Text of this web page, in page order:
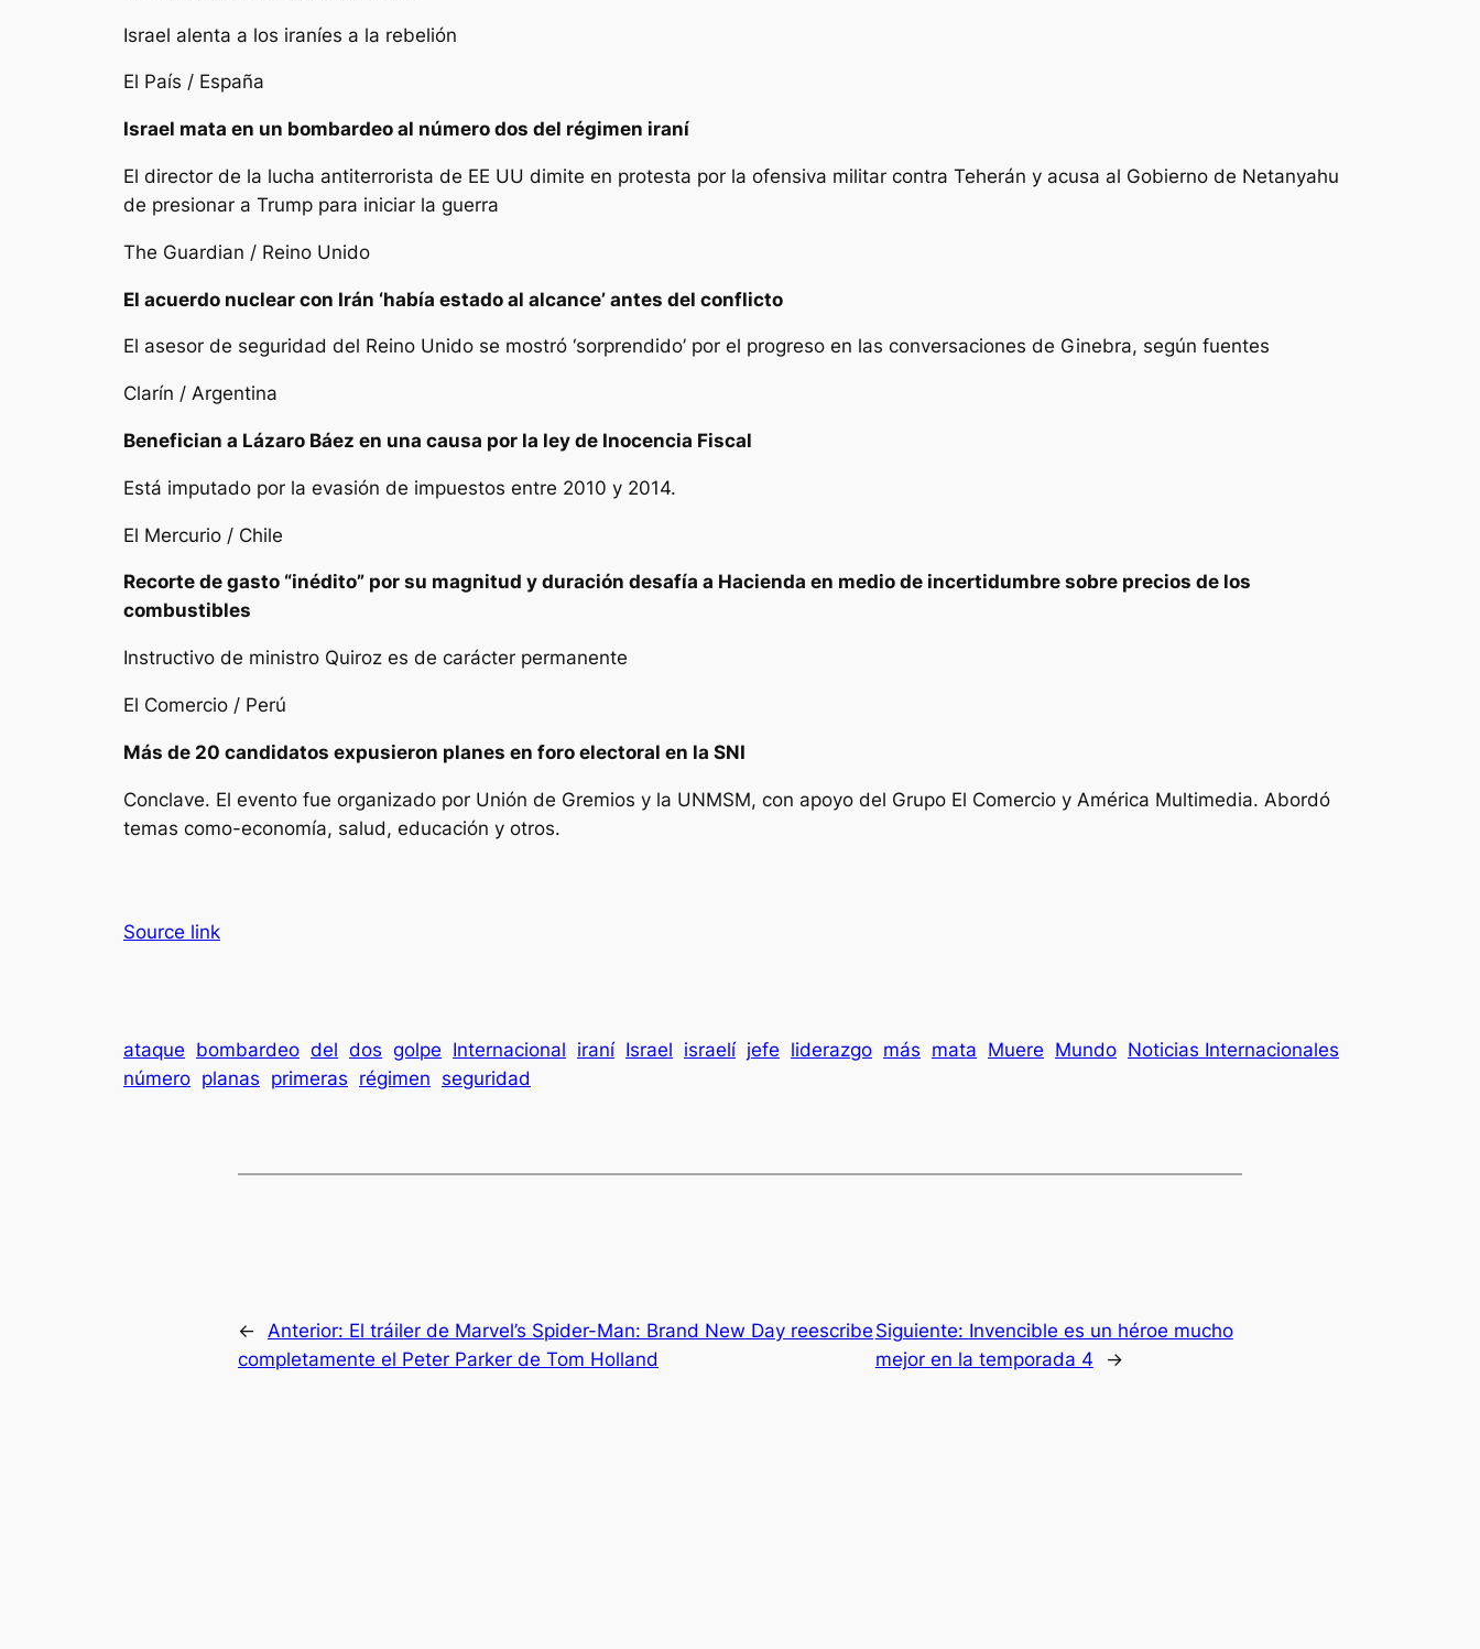
Israel alenta a los iraníes a la rebelión
El País / España
Israel mata en un bombardeo al número dos del régimen iraní
El director de la lucha antiterrorista de EE UU dimite en protesta por la ofensiva militar contra Teherán y acusa al Gobierno de Netanyahu
de presionar a Trump para iniciar la guerra
The Guardian / Reino Unido
El acuerdo nuclear con Irán ‘había estado al alcance’ antes del conflicto
El asesor de seguridad del Reino Unido se mostró ‘sorprendido’ por el progreso en las conversaciones de Ginebra, según fuentes
Clarín / Argentina
Benefician a Lázaro Báez en una causa por la ley de Inocencia Fiscal
Está imputado por la evasión de impuestos entre 2010 y 2014.
El Mercurio / Chile
Recorte de gasto “inédito” por su magnitud y duración desafía a Hacienda en medio de incertidumbre sobre precios de los
combustibles
Instructivo de ministro Quiroz es de carácter permanente
El Comercio / Perú
Más de 20 candidatos expusieron planes en foro electoral en la SNI
Conclave. El evento fue organizado por Unión de Gremios y la UNMSM, con apoyo del Grupo El Comercio y América Multimedia. Abordó
temas como-economía, salud, educación y otros.
Source link
ataque bombardeo del dos golpe Internacional iraní Israel israelí jefe liderazgo más mata Muere Mundo Noticias Internacionales
número planas primeras régimen seguridad
← Anterior: El tráiler de Marvel’s Spider-Man: Brand New Day reescribe
completamente el Peter Parker de Tom Holland
Siguiente: Invencible es un héroe mucho
mejor en la temporada 4
→